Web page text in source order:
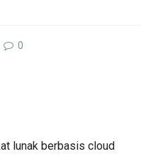
0
lunak berbasis cloud